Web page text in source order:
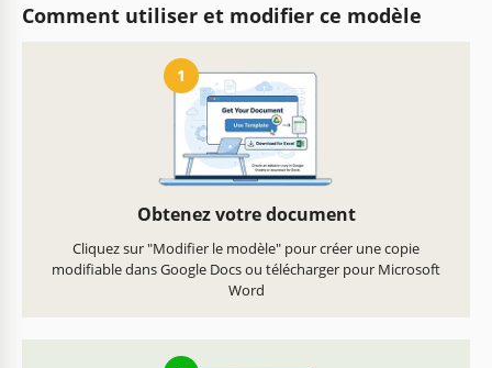
Comment utiliser et modifier ce modèle
1
Obtenez votre document
Cliquez sur "Modifier le modèle" pour créer une copie
modifiable dans Google Docs ou télécharger pour Microsoft
Word